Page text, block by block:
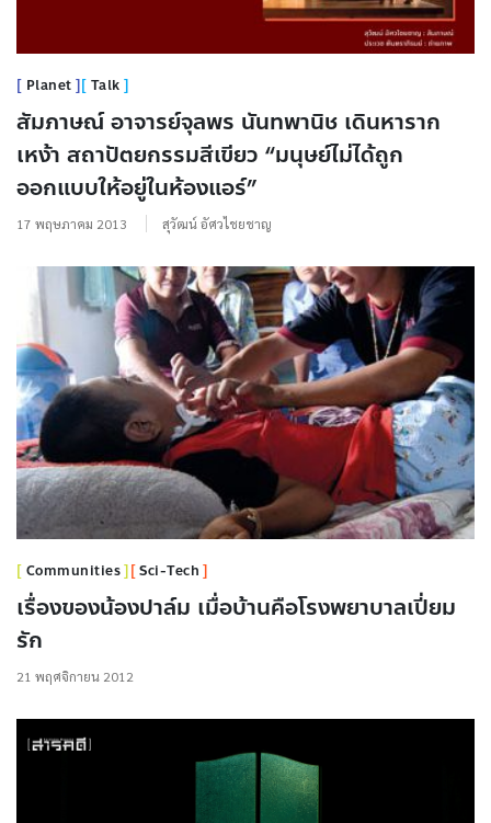
Planet Talk
สัมภาษณ์ อาจารย์จุลพร นันทพานิช เดินหาราก
เหง้า สถาปัตยกรรมสีเขียว “มนุษย์ไม่ได้ถูก
ออกแบบให้อยู่ในห้องแอร์”
17 พฤษภาคม 2013 สุวัฒน์ อัศวไชยชาญ
Communities Sci-Tech
เรื่องของน้องปาล์ม เมื่อบ้านคือโรงพยาบาลเปี่ยม
รัก
21 พฤศจิกายน 2012